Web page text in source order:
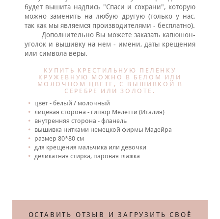
будет вышита надпись "Спаси и сохрани", которую
можно заменить на любую другую (только у нас,
так как мы являемся производителями - бесплатно).
Дополнительно Вы можете заказать капюшон-
уголок и вышивку на нем - имени, даты крещения
или символа веры.
КУПИТЬ КРЕСТИЛЬНУЮ ПЕЛЕНКУ
КРУЖЕВНУЮ МОЖНО В БЕЛОМ ИЛИ
МОЛОЧНОМ ЦВЕТЕ, С ВЫШИВКОЙ В
СЕРЕБРЕ ИЛИ ЗОЛОТЕ.
цвет - белый / молочный
лицевая сторона - гипюр Мелетти (Италия)
внутренняя сторона - фланель
вышивка нитками немецкой фирмы Мадейра
размер 80*80 см
для крещения мальчика или девочки
деликатная стирка, паровая глажка
ОСТАВИТЬ ОТЗЫВ И ЗАГРУЗИТЬ СВОЁ